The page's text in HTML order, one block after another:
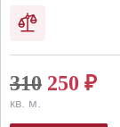
310 250 ₽
кв. м.